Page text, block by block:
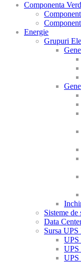
Componenta
Energie
Grupuri
Sisteme de
Data
Sursa
UPS
UPS
UPS